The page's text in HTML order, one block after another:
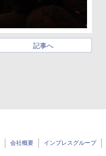
記事へ
会社概要 インプレスグループ